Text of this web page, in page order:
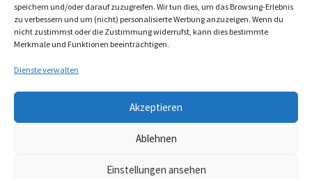
speichern und/oder darauf zuzugreifen. Wir tun dies, um das Browsing-Erlebnis
zu verbessern und um (nicht) personalisierte Werbung anzuzeigen. Wenn du
nicht zustimmst oder die Zustimmung widerrufst, kann dies bestimmte
Merkmale und Funktionen beeinträchtigen.
Dienste verwalten
Akzeptieren
Ablehnen
Einstellungen ansehen
2026
8 Aug. 26
Kreuzau
Nächstes Probetraining